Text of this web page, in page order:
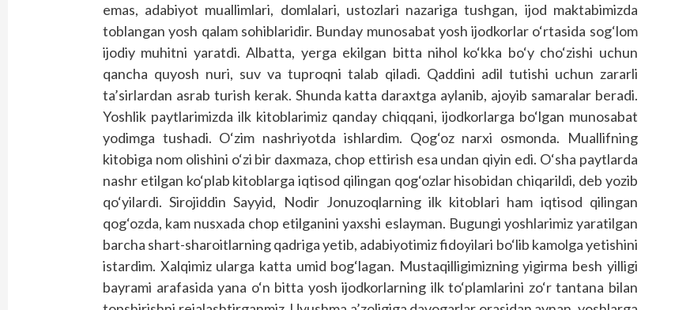
emas, adabiyot muallimlari, domlalari, ustozlari nazariga tushgan, ijod maktabimizda
toblangan yosh qalam sohiblaridir. Bunday munosabat yosh ijodkorlar o‘rtasida sog‘lom
ijodiy muhitni yaratdi. Albatta, yerga ekilgan bitta nihol ko‘kka bo‘y cho‘zishi uchun
qancha quyosh nuri, suv va tuproqni talab qiladi. Qaddini adil tutishi uchun zararli
ta’sirlardan asrab turish kerak. Shunda katta daraxtga aylanib, ajoyib samaralar beradi.
Yoshlik paytlarimizda ilk kitoblarimiz qanday chiqqani, ijodkorlarga bo‘lgan munosabat
yodimga tushadi. O‘zim nashriyotda ishlardim. Qog‘oz narxi osmonda. Muallifning
kitobiga nom olishini o‘zi bir daxmaza, chop ettirish esa undan qiyin edi. O‘sha paytlarda
nashr etilgan ko‘plab kitoblarga iqtisod qilingan qog‘ozlar hisobidan chiqarildi, deb yozib
qo‘yilardi. Sirojiddin Sayyid, Nodir Jonuzoqlarning ilk kitoblari ham iqtisod qilingan
qog‘ozda, kam nusxada chop etilganini yaxshi eslayman. Bugungi yoshlarimiz yaratilgan
barcha shart-sharoitlarning qadriga yetib, adabiyotimiz fidoyilari bo‘lib kamolga yetishini
istardim. Xalqimiz ularga katta umid bog‘lagan. Mustaqilligimizning yigirma besh yilligi
bayrami arafasida yana o‘n bitta yosh ijodkorlarning ilk to‘plamlarini zo‘r tantana bilan